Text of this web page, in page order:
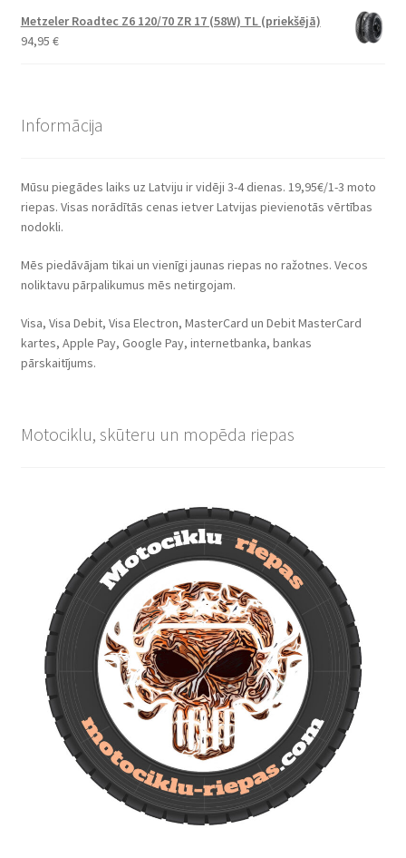
Metzeler Roadtec Z6 120/70 ZR 17 (58W) TL (priekšējā)
94,95 €
Informācija
Mūsu piegādes laiks uz Latviju ir vidēji 3-4 dienas. 19,95€/1-3 moto
riepas. Visas norādītās cenas ietver Latvijas pievienotās vērtības
nodokli.
Mēs piedāvājam tikai un vienīgi jaunas riepas no ražotnes. Vecos
noliktavu pārpalikumus mēs netirgojam.
Visa, Visa Debit, Visa Electron, MasterCard un Debit MasterCard
kartes, Apple Pay, Google Pay, internetbanka, bankas
pārskaitījums.
Motociklu, skūteru un mopēda riepas